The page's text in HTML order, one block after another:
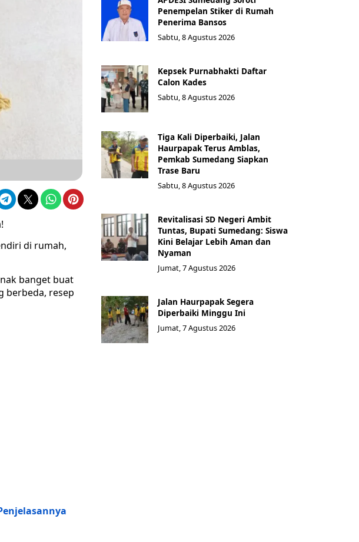
di rumah,
banget buat
berbeda, resep
Penempelan Stiker di Rumah
Penerima Bansos
Sabtu, 8 Agustus 2026
Kepsek Purnabhakti Daftar
Calon Kades
Sabtu, 8 Agustus 2026
Tiga Kali Diperbaiki, Jalan
Haurpapak Terus Amblas,
Pemkab Sumedang Siapkan
Trase Baru
Sabtu, 8 Agustus 2026
Revitalisasi SD Negeri Ambit
Tuntas, Bupati Sumedang: Siswa
Kini Belajar Lebih Aman dan
Nyaman
Jumat, 7 Agustus 2026
Jalan Haurpapak Segera
Diperbaiki Minggu Ini
Jumat, 7 Agustus 2026